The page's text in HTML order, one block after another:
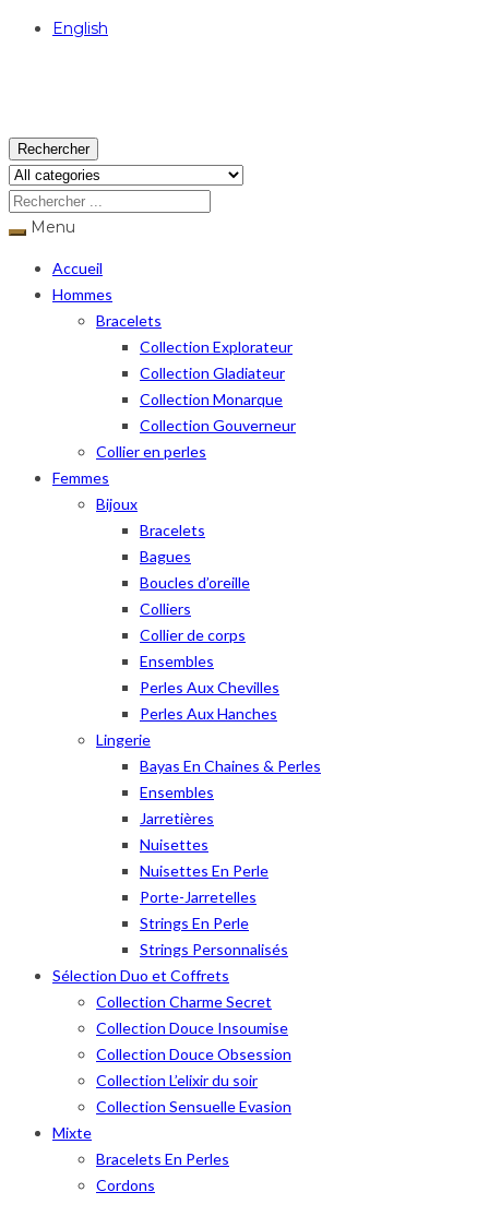
English
Rechercher
Menu
Accueil
Hommes
Bracelets
Collection Explorateur
Collection Gladiateur
Collection Monarque
Collection Gouverneur
Collier en perles
Femmes
Bijoux
Bracelets
Bagues
Boucles d’oreille
Colliers
Collier de corps
Ensembles
Perles Aux Chevilles
Perles Aux Hanches
Lingerie
Bayas En Chaines & Perles
Ensembles
Jarretières
Nuisettes
Nuisettes En Perle
Porte-Jarretelles
Strings En Perle
Strings Personnalisés
Sélection Duo et Coffrets
Collection Charme Secret
Collection Douce Insoumise
Collection Douce Obsession
Collection L’elixir du soir
Collection Sensuelle Evasion
Mixte
Bracelets En Perles
Cordons